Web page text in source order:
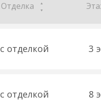
Отделка
с отделкой 3
с отделкой 8